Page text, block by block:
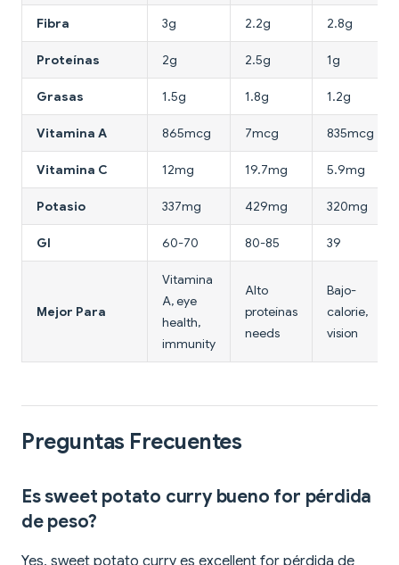
Fibra 3g 2.2g 2.8g
Proteínas 2g 2.5g 1g
Grasas 1.5g 1.8g 1.2g
Vitamina A 865mcg 7mcg 835mcg
Vitamina C 12mg 19.7mg 5.9mg
Potasio 337mg 429mg 320mg
GI 60-70 80-85 39
Mejor Para
Vitamina
A, eye
health,
immunity
Alto
proteínas
needs
Bajo-
calorie,
vision
Preguntas Frecuentes
Es sweet potato curry bueno for pérdida
de peso?